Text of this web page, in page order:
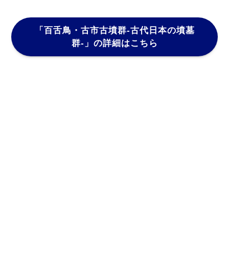
「百舌鳥・古市古墳群-古代日本の墳墓
群-」 の詳細はこちら